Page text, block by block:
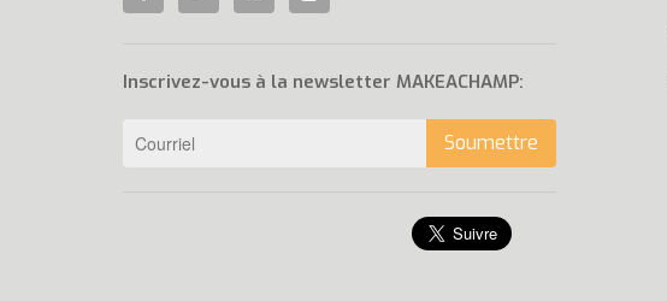
Inscrivez-vous à la newsletter MAKEACHAMP:
Soumettre